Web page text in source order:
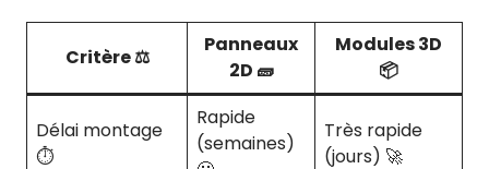
Critère ⚖️
Panneaux
2D 🧱
Modules 3D
📦
Délai montage
⏱️
Rapide
(semaines)
Très rapide
(jours) 🚀